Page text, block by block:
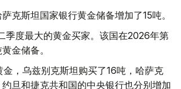
克斯坦国家银行黄金储备增加了15吨。
季度最大的黄金买家。该国在2026年第
金储备。
，乌兹别克斯坦购买了16吨，哈萨克
旦和捷克共和国的中央银行也分别增加